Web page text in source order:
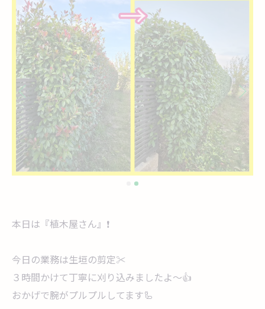
本日は『植木屋さん』❗
今日の業務は生垣の剪定✂
３時間かけて丁寧に刈り込みましたよ～👍
おかげで腕がプルプルしてます🦾